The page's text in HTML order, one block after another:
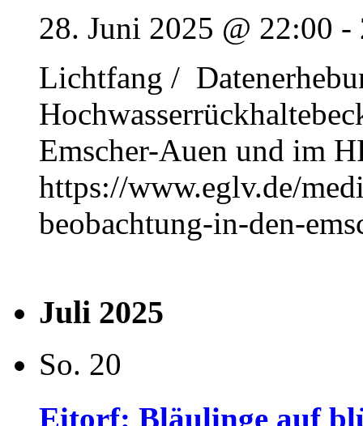
28. Juni 2025 @ 22:00 -
Lichtfang /
Emscher-Auen und im
https://www.eglv.de/
beobachtung-in-den-
Juli 2025
So. 20
Eitorf: Bläulinge auf